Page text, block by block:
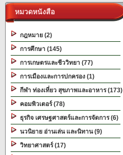
หมวดหนังสือ
กฎหมาย (2)
การศึกษา (145)
การเกษตรและชีววิทยา (77)
การเมืองและการปกครอง (1)
กีฬา ท่องเที่ยว สุขภาพและอาหาร (173)
คอมพิวเตอร์ (78)
ธุรกิจ เศรษฐศาสตร์และการจัดการ (6)
นวนิยาย อ่านเล่น และนิทาน (9)
วิทยาศาสตร์ (17)